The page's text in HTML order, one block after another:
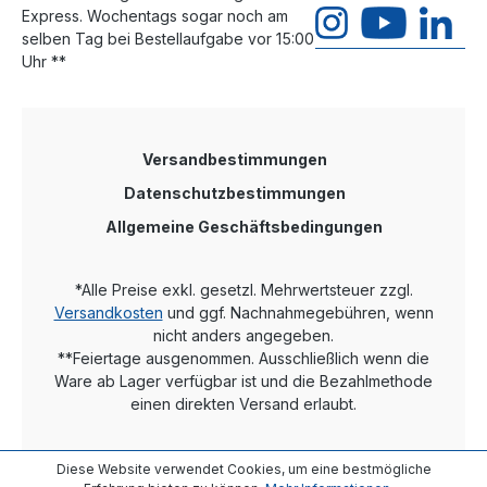
von gerade mal 2,5 Watt ist der Konverter extrem
sparsam. Er lässt sich optional über USB-Kabel mit
Strom versorgen – oder ganz klassisch über das
Port und 1x 100/1000 Mbps SFP-Slot (Dual Speed)
FastEthernet SFP-Modul SM LC 60km und
Steckernetzteil
Express. Wochentags sogar noch am
selben Tag bei Bestellaufgabe vor 15:00
Uhr **
Versandbestimmungen
Datenschutzbestimmungen
Allgemeine Geschäftsbedingungen
*Alle Preise exkl. gesetzl. Mehrwertsteuer zzgl.
Versandkosten und ggf. Nachnahmegebühren, wenn
nicht anders angegeben.
**Feiertage ausgenommen. Ausschließlich wenn die
Ware ab Lager verfügbar ist und die Bezahlmethode
einen direkten Versand erlaubt.
Diese Website verwendet Cookies, um eine bestmögliche